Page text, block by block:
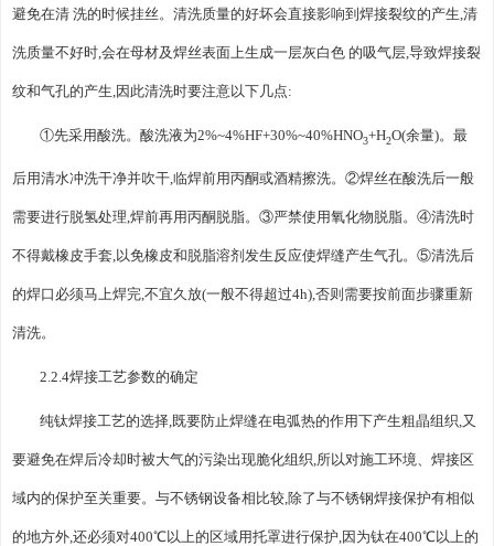
避免在清 洗的时候挂丝。清洗质量的好坏会直接影响到焊接裂纹的产生,清
洗质量不好时,会在母材及焊丝表面上生成一层灰白色 的吸气层,导致焊接裂
纹和气孔的产生,因此清洗时要注意以下几点:
①先采用酸洗。酸洗液为2%~4%HF+30%~40%HNO3+H2O(余量)。最
后用清水冲洗干净并吹干,临焊前用丙酮或酒精擦洗。②焊丝在酸洗后一般
需要进行脱氢处理,焊前再用丙酮脱脂。③严禁使用氧化物脱脂。④清洗时
不得戴橡皮手套,以免橡皮和脱脂溶剂发生反应使焊缝产生气孔。⑤清洗后
的焊口必须马上焊完,不宜久放(一般不得超过4h),否则需要按前面步骤重新
清洗。
2.2.4焊接工艺参数的确定
纯钛焊接工艺的选择,既要防止焊缝在电弧热的作用下产生粗晶组织,又
要避免在焊后冷却时被大气的污染出现脆化组织,所以对施工环境、焊接区
域内的保护至关重要。与不锈钢设备相比较,除了与不锈钢焊接保护有相似
的地方外,还必须对400℃以上的区域用托罩进行保护,因为钛在400℃以上的